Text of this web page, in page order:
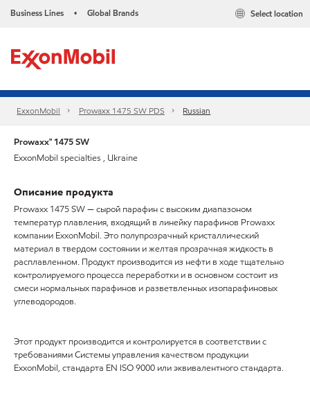
Business Lines • Global Brands Select location
ExxonMobil Prowaxx 1475 SW PDS Russian
Prowaxx™ 1475 SW
ExxonMobil specialties , Ukraine
Описание продукта
Prowaxx 1475 SW — сырой парафин с высоким диапазоном
температур плавления, входящий в линейку парафинов Prowaxx
компании ExxonMobil. Это полупрозрачный кристаллический
материал в твердом состоянии и желтая прозрачная жидкость в
расплавленном. Продукт производится из нефти в ходе тщательно
контролируемого процесса переработки и в основном состоит из
смеси нормальных парафинов и разветвленных изопарафиновых
углеводородов.
Этот продукт производится и контролируется в соответствии с
требованиями Системы управления качеством продукции
ExxonMobil, стандарта EN ISO 9000 или эквивалентного стандарта.